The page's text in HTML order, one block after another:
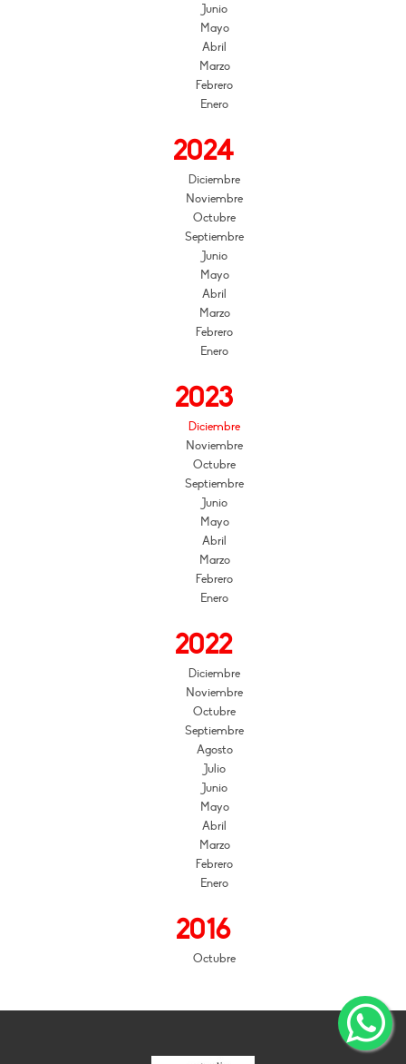
Junio
Mayo
Abril
Marzo
Febrero
Enero
2024
Diciembre
Noviembre
Octubre
Septiembre
Junio
Mayo
Abril
Marzo
Febrero
Enero
2023
Diciembre
Noviembre
Octubre
Septiembre
Junio
Mayo
Abril
Marzo
Febrero
Enero
2022
Diciembre
Noviembre
Octubre
Septiembre
Agosto
Julio
Junio
Mayo
Abril
Marzo
Febrero
Enero
2016
Octubre